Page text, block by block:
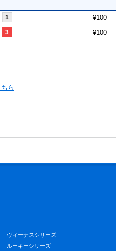
1 ¥100
3 ¥100
ら
ヴィーナスシリーズ
ルーキーシリーズ